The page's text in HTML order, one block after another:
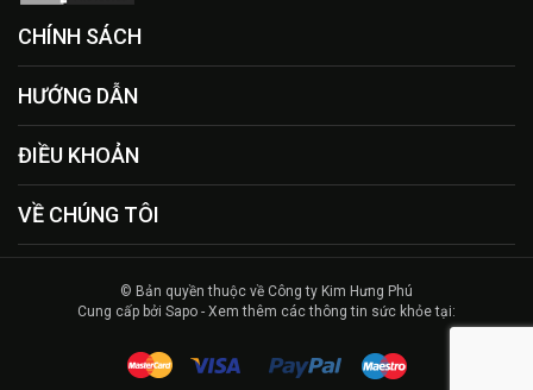
CHÍNH SÁCH
HƯỚNG DẪN
ĐIỀU KHOẢN
VỀ CHÚNG TÔI
© Bản quyền thuộc về Công ty Kim Hưng Phú
Cung cấp bởi Sapo - Xem thêm các thông tin sức khỏe tại: